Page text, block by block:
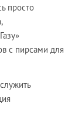
просто
с пирсами для